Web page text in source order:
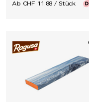
Ab CHF 11.88 / Stück